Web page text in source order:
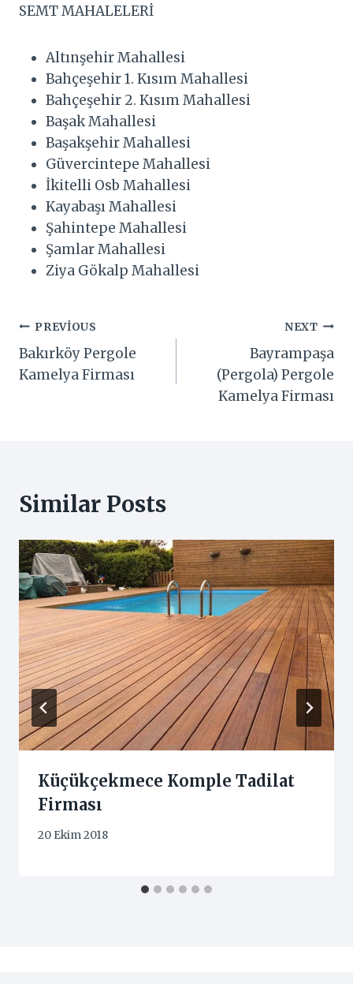
SEMT MAHALELERİ
Altınşehir Mahallesi
Bahçeşehir 1. Kısım Mahallesi
Bahçeşehir 2. Kısım Mahallesi
Başak Mahallesi
Başakşehir Mahallesi
Güvercintepe Mahallesi
İkitelli Osb Mahallesi
Kayabaşı Mahallesi
Şahintepe Mahallesi
Şamlar Mahallesi
Ziya Gökalp Mahallesi
Yazı
gezinmesi
PREVIOUS
Bakırköy Pergole
Kamelya Firması
NEXT
Bayrampaşa
(Pergola) Pergole
Kamelya Firması
Similar Posts
Küçükçekmece Komple Tadilat
Firması
20 Ekim 2018